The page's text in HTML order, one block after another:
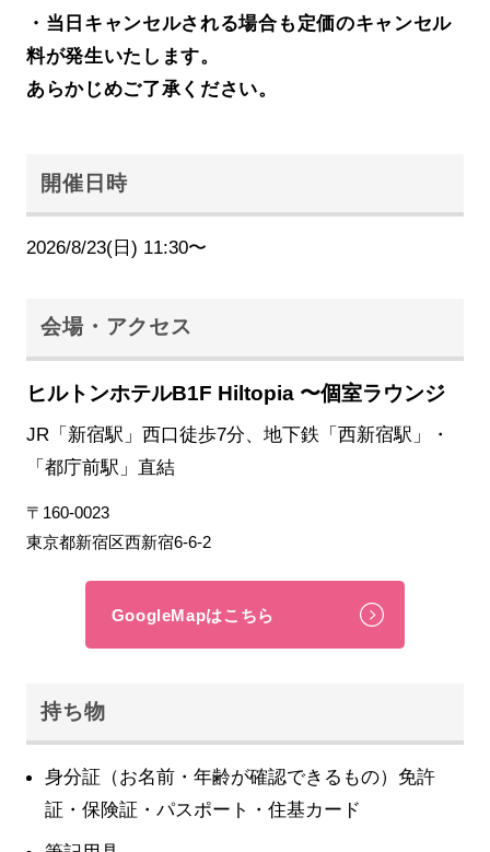
・当日キャンセルされる場合も定価のキャンセル
料が発生いたします。
あらかじめご了承ください。
開催日時
2026/8/23(日) 11:30〜
会場・アクセス
ヒルトンホテルB1F Hiltopia 〜個室ラウンジ
JR「新宿駅」西口徒歩7分、地下鉄「西新宿駅」・
「都庁前駅」直結
〒160-0023
東京都新宿区西新宿6-6-2
GoogleMapはこちら
持ち物
身分証（お名前・年齢が確認できるもの）免許
証・保険証・パスポート・住基カード